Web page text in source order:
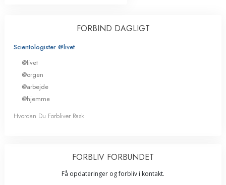
FORBIND DAGLIGT
Scientologister @livet
@livet
@orgen
@arbejde
@hjemme
Hvordan Du Forbliver Rask
FORBLIV FORBUNDET
Få opdateringer og forbliv i kontakt.